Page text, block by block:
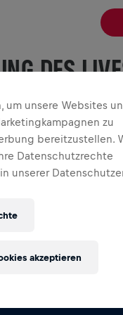
DES
die gesamte Action
um unsere Websites
zu
bereitzustellen.
Datenschutzrechte
unserer
akzeptieren